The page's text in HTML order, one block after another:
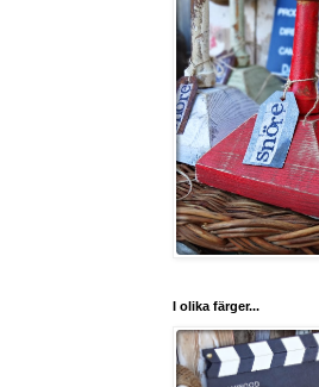
I olika färger...